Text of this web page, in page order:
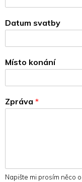
Datum svatby
Místo konání
Zpráva *
Napište mi prosím něco